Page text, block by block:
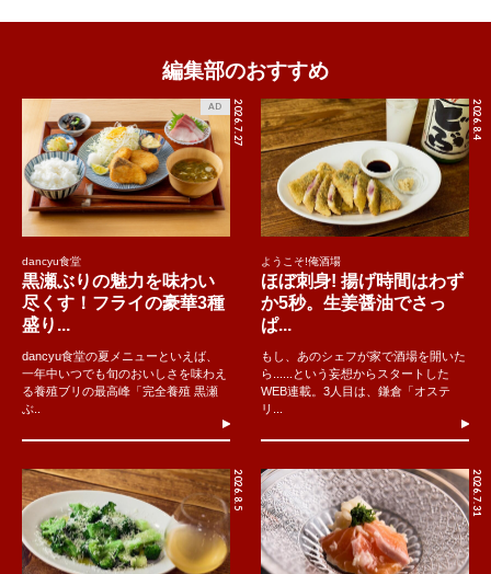
編集部のおすすめ
2026.7.27
AD
dancyu食堂
黒瀬ぶりの魅力を味わい
尽くす！フライの豪華3種
盛り...
dancyu食堂の夏メニューといえば、
一年中いつでも旬のおいしさを味わえ
る養殖ブリの最高峰「完全養殖 黒瀬
ぶ..
2026.8.4
ようこそ!俺酒場
ほぼ刺身! 揚げ時間はわず
か5秒。生姜醤油でさっ
ぱ...
もし、あのシェフが家で酒場を開いた
ら......という妄想からスタートした
WEB連載。3人目は、鎌倉「オステ
リ...
2026.8.5 2026.7.31